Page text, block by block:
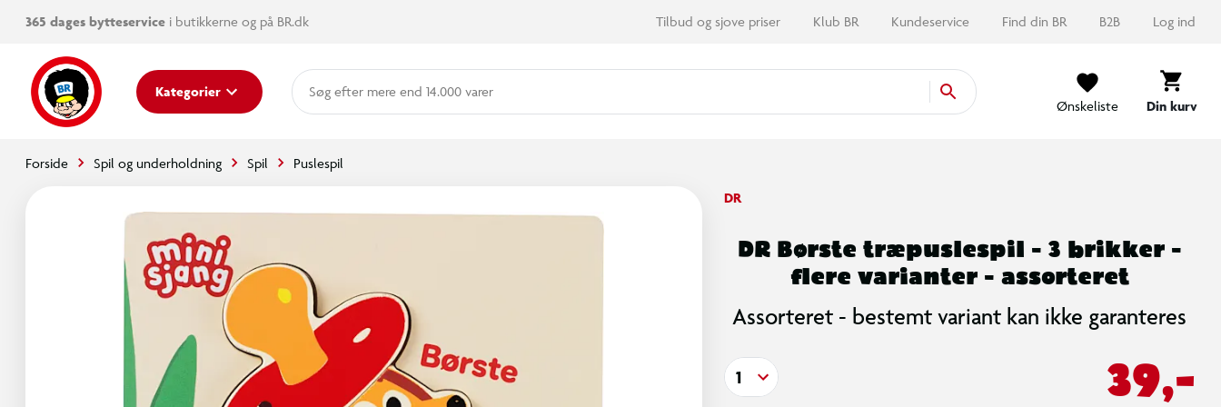
365 dages bytteservice i butikkerne og på BR.dk Tilbud og sjove priser Klub BR Kundeservice Find din BR B2B Log ind
Kategorier
mere end 14.000 varer
Ønskeliste
Din kurv
Forside Spil og underholdning Spil Puslespil
DR
DR Børste træpuslespil - 3 brikker -
flere varianter - assorteret
Assorteret - bestemt variant kan ikke garanteres
39,-
1